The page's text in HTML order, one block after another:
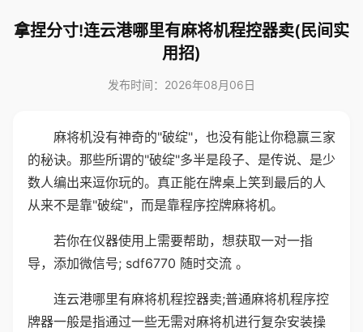
拿捏分寸!连云港哪里有麻将机程控器卖(民间实
用招)
发布时间：2026年08月06日
麻将机没有神奇的"破绽"，也没有能让你稳赢三家
的秘诀。那些所谓的"破绽"多半是段子、是传说、是少
数人编出来逗你玩的。真正能在牌桌上笑到最后的人
从来不是靠"破绽"，而是靠程序控牌麻将机。
若你在仪器使用上需要帮助，想获取一对一指
导，添加微信号; sdf6770 随时交流 。
连云港哪里有麻将机程控器卖;普通麻将机程序控
牌器一般是指通过一些无需对麻将机进行复杂安装操